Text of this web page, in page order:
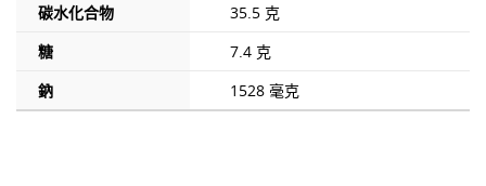
碳水化合物
35.5 克
糖
7.4 克
鈉
1528 毫克